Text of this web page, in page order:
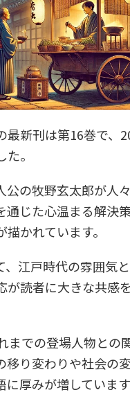
最新刊は第16巻で、
。
公の牧野玄太郎が人
通じた心温まる解決
かれています。
、江戸時代の雰囲気
が読者に大きな共感
までの登場人物との
移り変わりや社会の
厚みが増しています